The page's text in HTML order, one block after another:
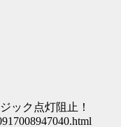
ック点灯阻止！